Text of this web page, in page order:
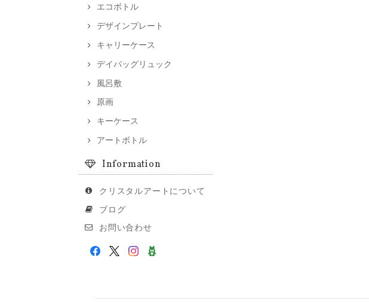
エコボトル
デザインプレート
キャリーケース
デイバッグリュック
風呂敷
原画
キーケース
アートボトル
Information
クリスタルアートについて
ブログ
お問い合わせ